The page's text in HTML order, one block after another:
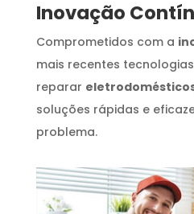
Inovação
Comprometidos com a
mais recentes
reparar
soluções rápidas e
problema.